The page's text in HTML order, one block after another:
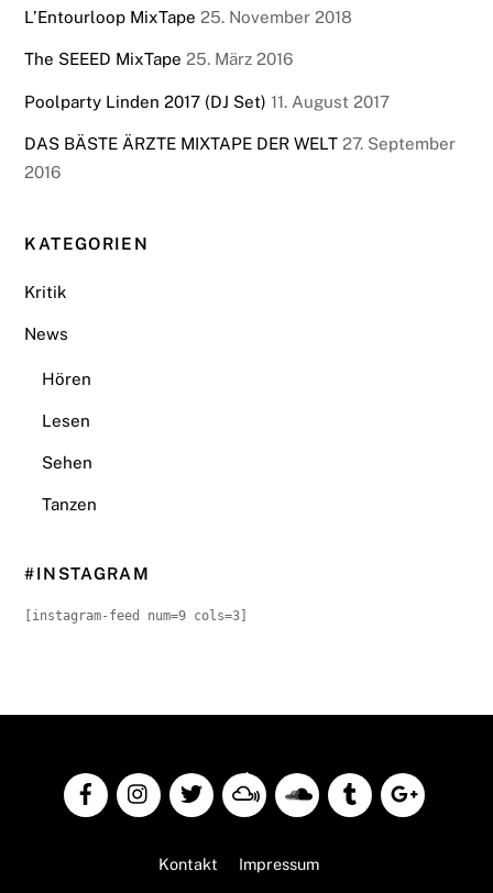
L’Entourloop MixTape 25. November 2018
The SEEED MixTape 25. März 2016
Poolparty Linden 2017 (DJ Set) 11. August 2017
DAS BÄSTE ÄRZTE MIXTAPE DER WELT 27. September
2016
KATEGORIEN
Kritik
News
Hören
Lesen
Sehen
Tanzen
#INSTAGRAM
[instagram-feed num=9 cols=3]
Back
To
Kontakt
Impressum